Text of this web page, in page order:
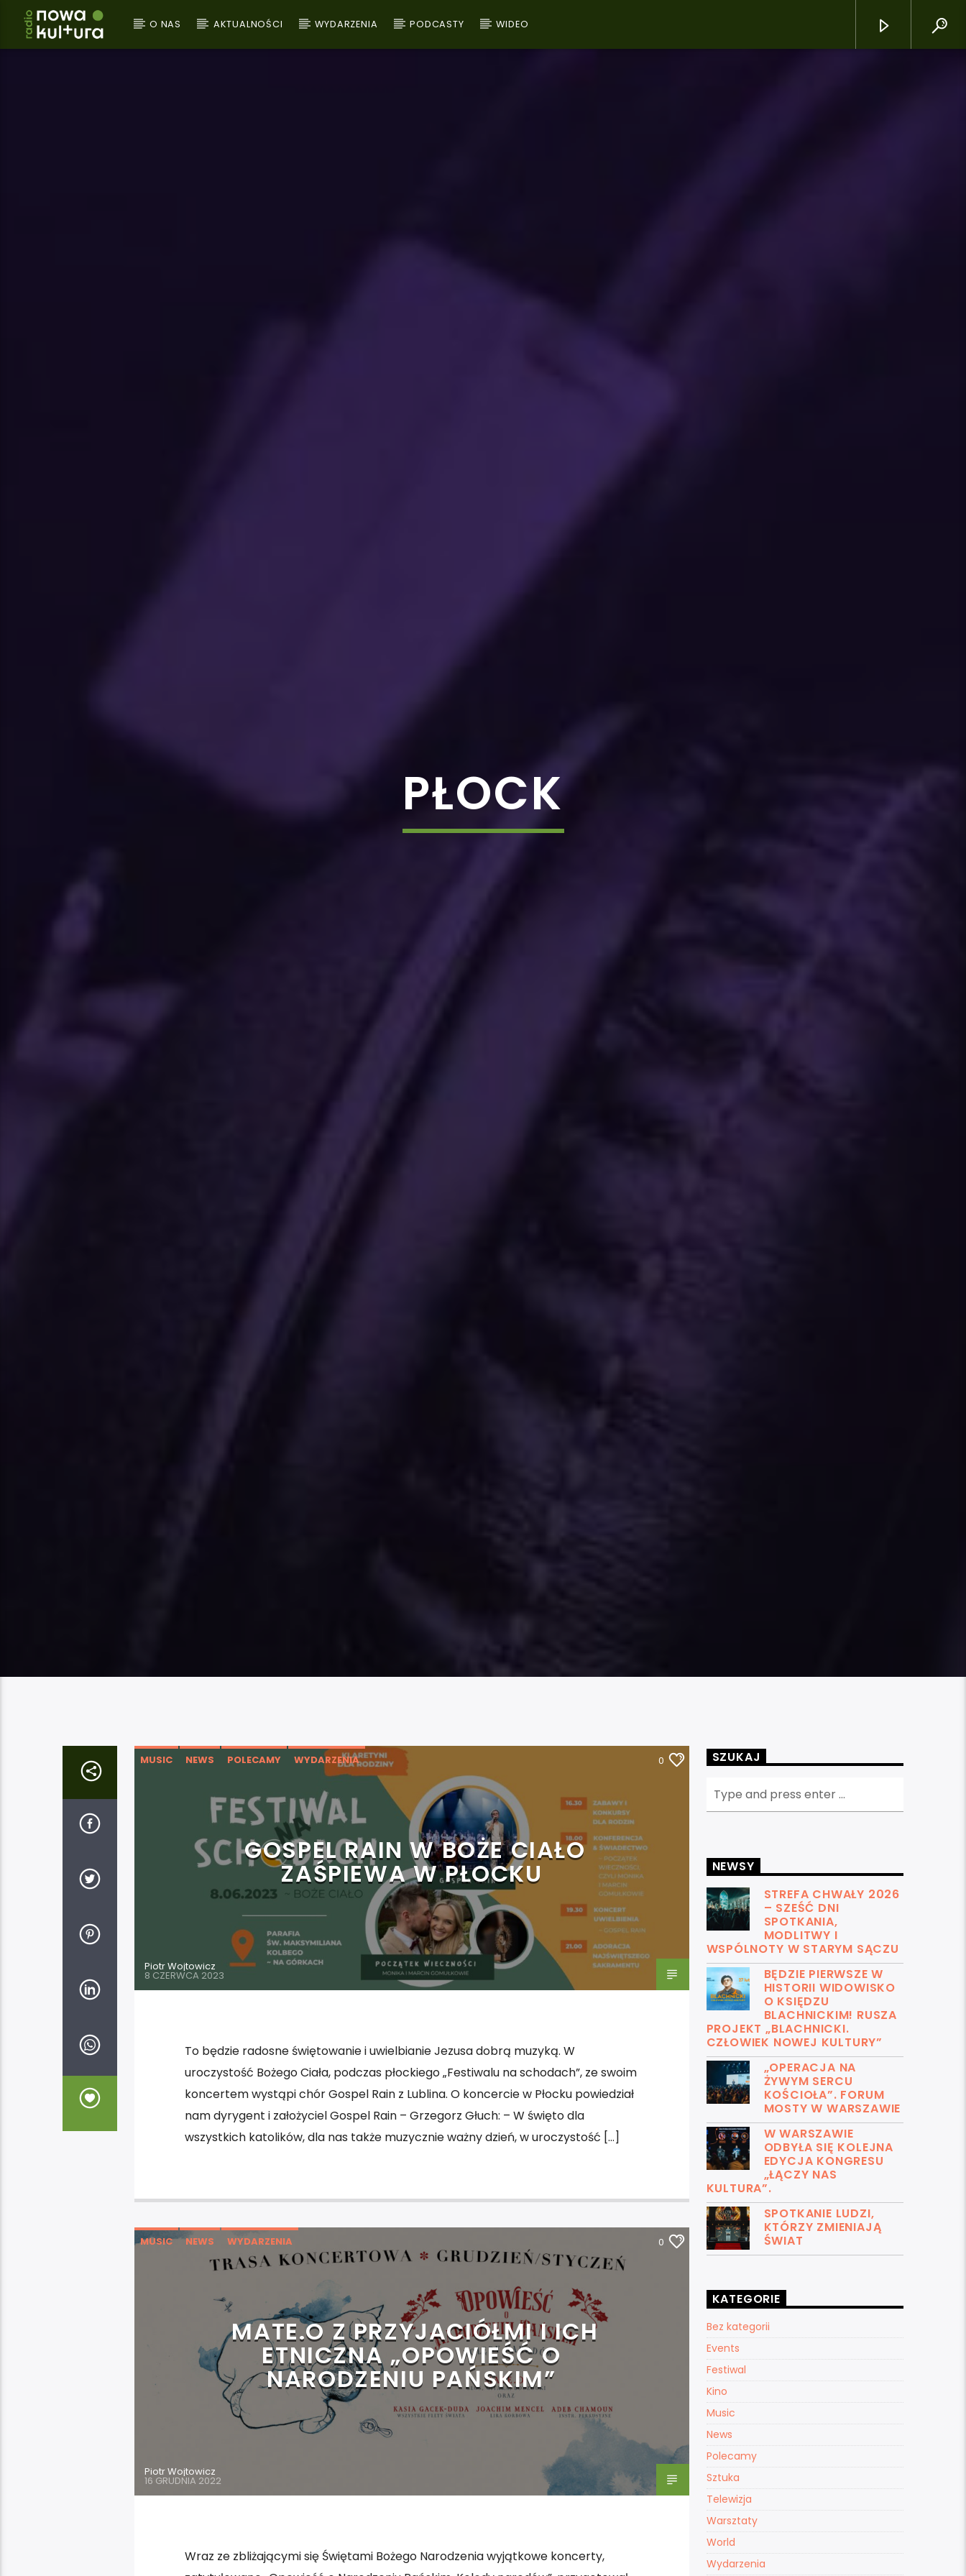
O NAS AKTUALNOŚCI WYDARZENIA PODCASTY WIDEO
PŁOCK
MUSIC NEWS POLECAMY WYDARZENIA 0
GOSPEL RAIN W BOŻE CIAŁO
ZAŚPIEWA W PŁOCKU
Piotr Wojtowicz
8 CZERWCA 2023
To będzie radosne świętowanie i uwielbianie Jezusa dobrą muzyką. W
uroczystość Bożego Ciała, podczas płockiego „Festiwalu na schodach”, ze swoim
koncertem wystąpi chór Gospel Rain z Lublina. O koncercie w Płocku powiedział
nam dyrygent i założyciel Gospel Rain – Grzegorz Głuch: – W święto dla
wszystkich katolików, dla nas także muzycznie ważny dzień, w uroczystość […]
MUSIC NEWS WYDARZENIA 0
MATE.O Z PRZYJACIÓŁMI I ICH
ETNICZNA „OPOWIEŚĆ O
NARODZENIU PAŃSKIM”
Piotr Wojtowicz
16 GRUDNIA 2022
Wraz ze zbliżającymi się Świętami Bożego Narodzenia wyjątkowe koncerty,
SZUKAJ
NEWSY
STREFA CHWAŁY 2026
– SZEŚĆ DNI
SPOTKANIA,
MODLITWY I
WSPÓLNOTY W STARYM SĄCZU
BĘDZIE PIERWSZE W
HISTORII WIDOWISKO
O KSIĘDZU
BLACHNICKIM! RUSZA
PROJEKT „BLACHNICKI.
CZŁOWIEK NOWEJ KULTURY”
„OPERACJA NA
ŻYWYM SERCU
KOŚCIOŁA”. FORUM
MOSTY W WARSZAWIE
W WARSZAWIE
ODBYŁA SIĘ KOLEJNA
EDYCJA KONGRESU
„ŁĄCZY NAS
KULTURA”.
SPOTKANIE LUDZI,
KTÓRZY ZMIENIAJĄ
ŚWIAT
KATEGORIE
Bez kategorii
Events
Festiwal
Kino
Music
News
Polecamy
Sztuka
Telewizja
Warsztaty
World
Wydarzenia